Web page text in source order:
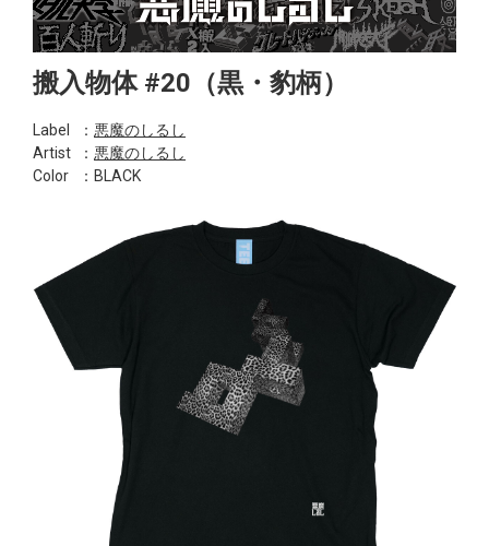
搬入物体 #20（黒・豹柄）
Label ： 悪魔のしるし
Artist
： 悪魔のしるし
Color
：BLACK